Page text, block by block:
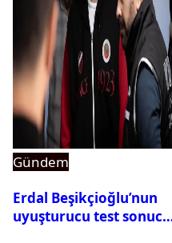
Gündem
Erdal Beşikçioğlu’nun
uyuşturucu test sonucu